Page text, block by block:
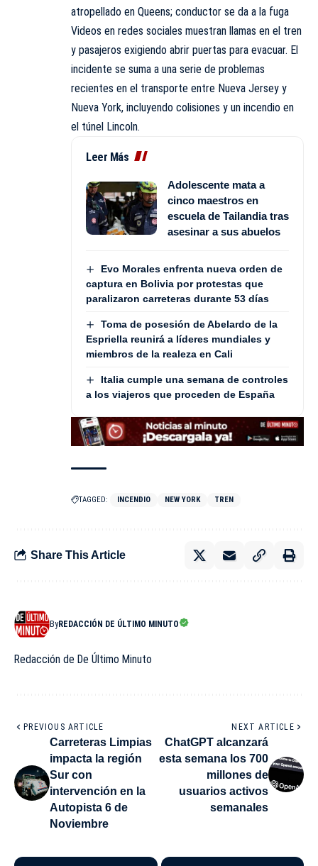
atropellado en Queens; conductor se da a la fuga
Videos en redes sociales muestran llamas en el tren
y pasajeros exigiendo abrir puertas para evacuar. El
incidente se suma a una serie de problemas
recientes en el transporte entre Nueva Jersey y
Nueva York, incluyendo colisiones y un incendio en
el túnel Lincoln.
Leer Más
Adolescente mata a
cinco maestros en
escuela de Tailandia tras
asesinar a sus abuelos
Evo Morales enfrenta nueva orden de
captura en Bolivia por protestas que
paralizaron carreteras durante 53 días
Toma de posesión de Abelardo de la
Espriella reunirá a líderes mundiales y
miembros de la realeza en Cali
Italia cumple una semana de controles
a los viajeros que proceden de España
TAGGED: INCENDIO NEW YORK TREN
Share This Article
ByREDACCIÓN DE ÚLTIMO MINUTO
Redacción de De Último Minuto
PREVIOUS ARTICLE
Carreteras Limpias
impacta la región
Sur con
intervención en la
Autopista 6 de
Noviembre
NEXT ARTICLE
ChatGPT alcanzará
esta semana los 700
millones de
usuarios activos
semanales